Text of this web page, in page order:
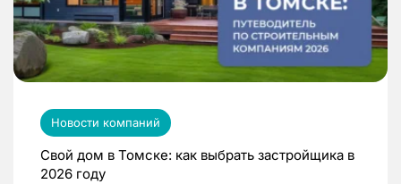
Новости компаний
Свой дом в Томске: как выбрать застройщика в
2026 году